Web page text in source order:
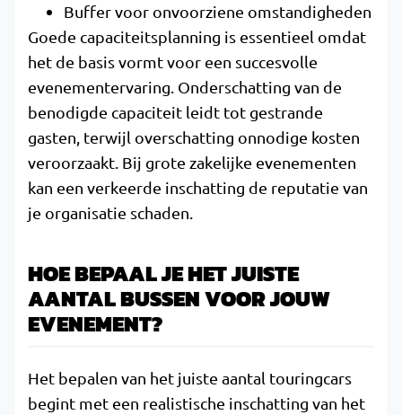
Buffer voor onvoorziene omstandigheden
Goede capaciteitsplanning is essentieel omdat
het de basis vormt voor een succesvolle
evenementervaring. Onderschatting van de
benodigde capaciteit leidt tot gestrande
gasten, terwijl overschatting onnodige kosten
veroorzaakt. Bij grote zakelijke evenementen
kan een verkeerde inschatting de reputatie van
je organisatie schaden.
HOE BEPAAL JE HET JUISTE
AANTAL BUSSEN VOOR JOUW
EVENEMENT?
Het bepalen van het juiste aantal touringcars
begint met een realistische inschatting van het